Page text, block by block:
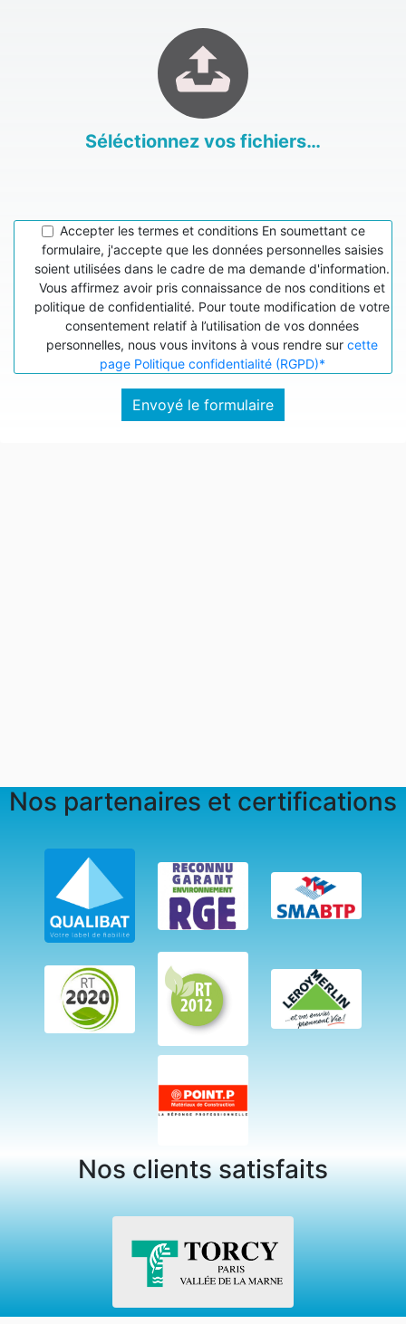
Séléctionnez vos fichiers…
Accepter les termes et conditionsEn soumettant ce
formulaire, j'accepte que les données personnelles saisies
soient utilisées dans le cadre de ma demande d'information.
Vous affirmez avoir pris connaissance de nos conditions et
politique de confidentialité. Pour toute modification de votre
consentement relatif à l’utilisation de vos données
personnelles, nous vous invitons à vous rendre sur cette
page Politique confidentialité (RGPD)*
Envoyé le formulaire
Nos partenaires et certifications
Nos clients satisfaits